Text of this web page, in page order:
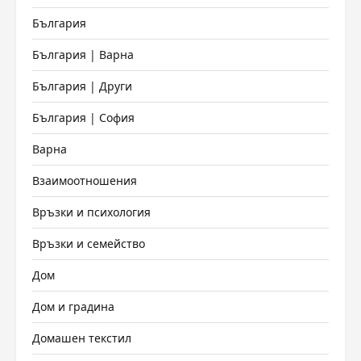
България
България | Варна
България | Други
България | София
Варна
Взаимоотношения
Връзки и психология
Връзки и семейство
Дом
Дом и градина
Домашен текстил